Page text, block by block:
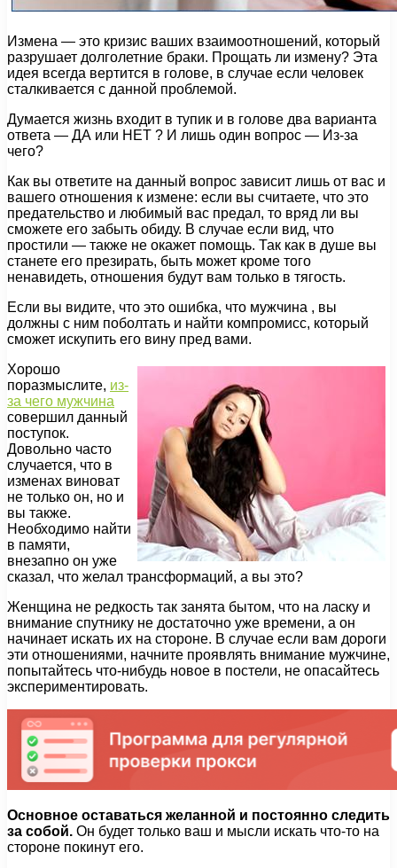
Измена — это кризис ваших взаимоотношений, который
разрушает долголетние браки. Прощать ли измену? Эта
идея всегда вертится в голове, в случае если человек
сталкивается с данной проблемой.
Думается жизнь входит в тупик и в голове два варианта
ответа — ДА или НЕТ ? И лишь один вопрос — Из-за
чего?
Как вы ответите на данный вопрос зависит лишь от вас и
вашего отношения к измене: если вы считаете, что это
предательство и любимый вас предал, то вряд ли вы
сможете его забыть обиду. В случае если вид, что
простили — также не окажет помощь. Так как в душе вы
станете его презирать, быть может кроме того
ненавидеть, отношения будут вам только в тягость.
Если вы видите, что это ошибка, что мужчина , вы
должны с ним поболтать и найти компромисс, который
сможет искупить его вину пред вами.
Хорошо
поразмыслите, из-
за чего мужчина
совершил данный
поступок.
Довольно часто
случается, что в
изменах виноват
не только он, но и
вы также.
Необходимо найти
в памяти,
внезапно он уже
сказал, что желал трансформаций, а вы это?
Женщина не редкость так занята бытом, что на ласку и
внимание спутнику не достаточно уже времени, а он
начинает искать их на стороне. В случае если вам дороги
эти отношениями, начните проявлять внимание мужчине,
попытайтесь что-нибудь новое в постели, не опасайтесь
экспериментировать.
Основное оставаться желанной и постоянно следить
за собой. Он будет только ваш и мысли искать что-то на
стороне покинут его.